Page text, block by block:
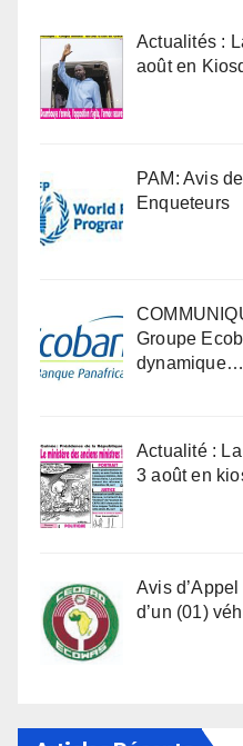
Actualités :
août en
PAM: Avis
Enqueteurs
Groupe
dynamique…
Actualité :
3 août en
Avis d’Appel
d’un (01)